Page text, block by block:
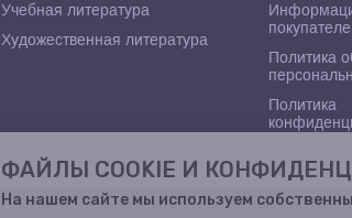
Учебная литература
Художественная литература
Политика
Политика
ФАЙЛЫ COOKIE И
На нашем сайте мы используем